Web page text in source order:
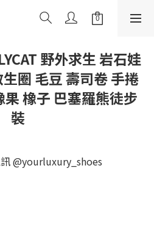
野外求生 岩石娃
圈 毛豆 壽司卷 手捲
橡子 巴塞羅熊徒步
裝
@yourluxury_shoes